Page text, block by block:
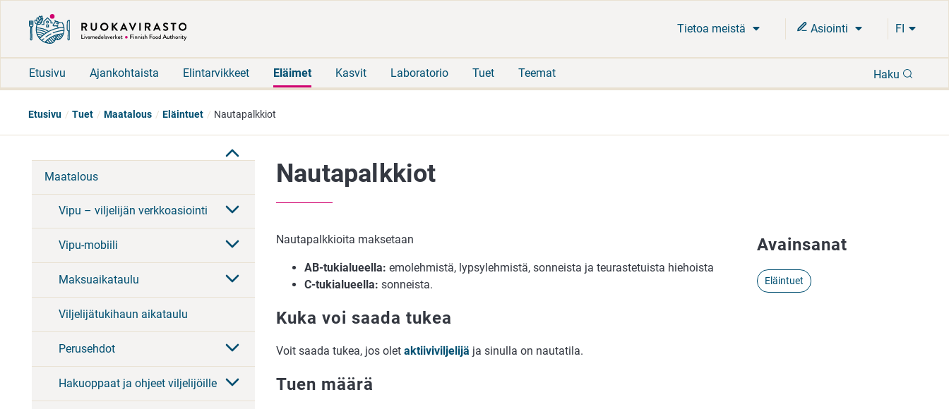
Tietoa meistä Asiointi FI
Etusivu Ajankohtaista Elintarvikkeet Eläimet Kasvit Laboratorio Tuet Teemat Haku
Etusivu Tuet Maatalous Eläintuet Nautapalkkiot
Maatalous
Vipu – viljelijän verkkoasiointi
Vipu-mobiili
Maksuaikataulu
Viljelijätukihaun aikataulu
Perusehdot
Hakuoppaat ja ohjeet viljelijöille
Nautapalkkiot
Nautapalkkioita maksetaan
AB-tukialueella: emolehmistä, lypsylehmistä, sonneista ja teurastetuista hiehoista
C-tukialueella: sonneista.
Kuka voi saada tukea
Voit saada tukea, jos olet aktiiviviljelijä ja sinulla on nautatila.
Tuen määrä
Avainsanat
Eläintuet